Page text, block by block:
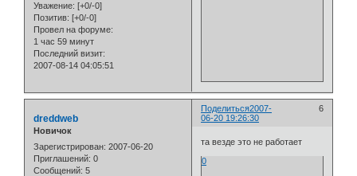
Уважение: [+0/-0]
Позитив: [+0/-0]
Провел на форуме:
1 час 59 минут
Последний визит:
2007-08-14 04:05:51
Поделиться 6
2007-
06-20 19:26:30
dreddweb
Новичок
Зарегистрирован: 2007-06-20
Приглашений: 0
Сообщений: 5
та везде это не работает
0